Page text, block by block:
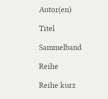
Autor(en)
Titel
Sammelband
Reihe
Reihe kurz